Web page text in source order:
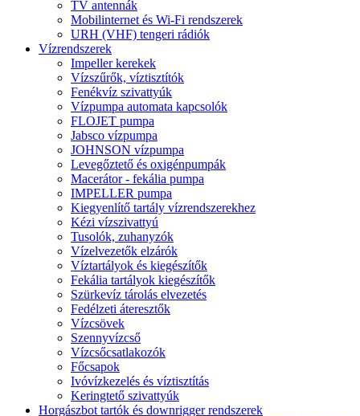
TV antennák
Mobilinternet és Wi-Fi rendszerek
URH (VHF) tengeri rádiók
Vízrendszerek
Impeller kerekek
Vízszűrők, víztisztítók
Fenékvíz szivattyúk
Vízpumpa automata kapcsolók
FLOJET pumpa
Jabsco vízpumpa
JOHNSON vízpumpa
Levegőztető és oxigénpumpák
Macerátor - fekália pumpa
IMPELLER pumpa
Kiegyenlítő tartály vízrendszerekhez
Kézi vízszivattyú
Tusolók, zuhanyzók
Vízelvezetők elzárók
Víztartályok és kiegészítők
Fekália tartályok kiegészítők
Szürkevíz tárolás elvezetés
Fedélzeti áteresztők
Vízcsövek
Szennyvízcső
Vízcsőcsatlakozók
Főcsapok
Ivóvízkezelés és víztisztítás
Keringtető szivattyúk
Horgászbot tartók és downrigger rendszerek